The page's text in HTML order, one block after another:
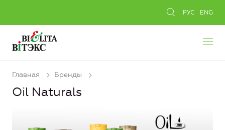
РУС ENG
Главная Бренды
Oil Naturals